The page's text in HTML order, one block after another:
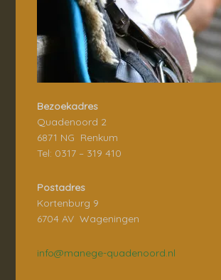
Bezoekadres
Quadenoord 2
6871 NG Renkum
Tel: 0317 – 319 410
Postadres
Kortenburg 9
6704 AV Wageningen
info@manege-quadenoord.nl